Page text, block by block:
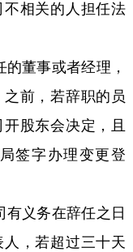
相关的人担任法
董事或者经理，
前，若辞职的员
股东会决定，且
签字办理变更登
义务在辞任之日
，若超过三十天